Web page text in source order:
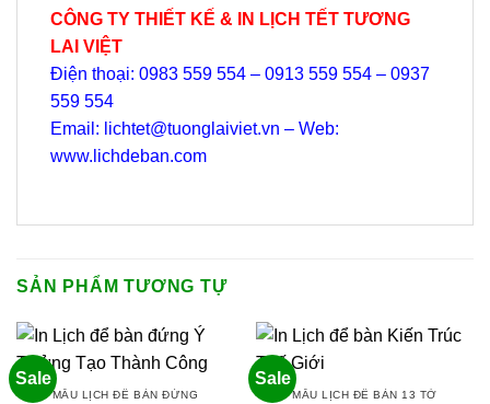
CÔNG TY THIẾT KẾ & IN LỊCH TẾT TƯƠNG
LAI VIỆT
Điện thoại: 0983 559 554 – 0913 559 554 – 0937
559 554
Email: lichtet@tuonglaiviet.vn – Web:
www.lichdeban.com
SẢN PHẨM TƯƠNG TỰ
Sale
MẪU LỊCH ĐỂ BÀN ĐỨNG
Sale
MẪU LỊCH ĐỂ BÀN 13 TỜ